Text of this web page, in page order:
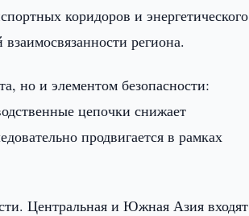
коридоров и энергетического
региона.
но и элементом безопасности:
цепочки снижает
продвигается в рамках
Центральная и Южная Азия входят